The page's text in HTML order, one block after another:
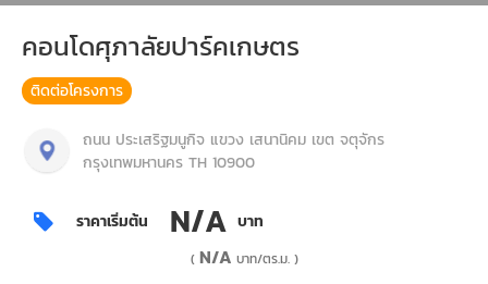
คอนโดศุภาลัยปาร์คเกษตร
ติดต่อโครงการ
ถนน ประเสริฐมนูกิจ แขวง เสนานิคม เขต จตุจักร
กรุงเทพมหานคร TH 10900
ราคาเริ่มต้น N/A บาท
( N/A บาท/ตร.ม. )